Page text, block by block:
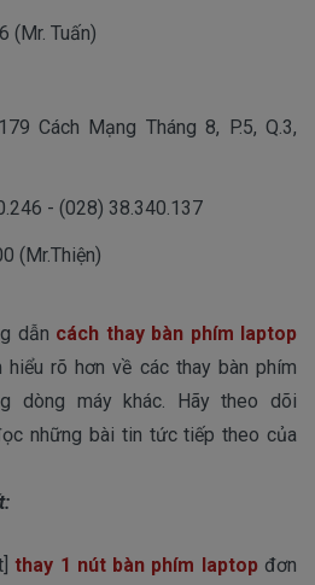
Tuấn)
Mạng Tháng 8, P.5, Q.3,
- (028) 38.340.137
dẫn cách thay bàn phím laptop
rõ hơn về các thay bàn phím
dòng máy khác. Hãy theo dõi
những bài tin tức tiếp theo của
thay 1 nút bàn phím laptopđơn